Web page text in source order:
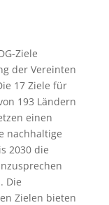
Ziele
der Vereinten
17 Ziele für
193 Ländern
einen
nachhaltige
2030 die
Die
Zielen bieten